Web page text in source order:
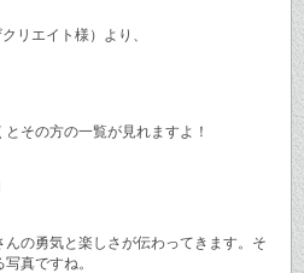
リエイト様）より、
その方の一覧が見れますよ！
の勇気と楽しさが伝わってきます。そ
真ですね。